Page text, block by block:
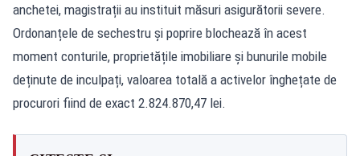
anchetei, magistrații au instituit măsuri asigurătorii severe.
Ordonanțele de sechestru și poprire blochează în acest
moment conturile, proprietățile imobiliare și bunurile mobile
deținute de inculpați, valoarea totală a activelor înghețate de
procurori fiind de exact 2.824.870,47 lei.